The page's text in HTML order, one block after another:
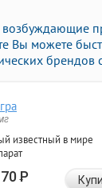
Вы можете
брендов
известный в мире
Р